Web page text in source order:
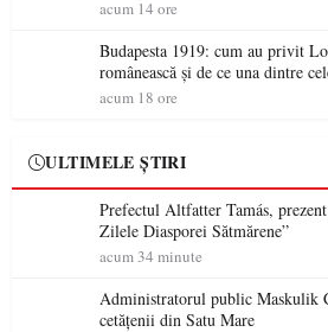
acum 14 ore
Budapesta 1919: cum au privit
românească și de ce una dintre
militare ale României a devenit o
acum 18 ore
ULTIMELE ȘTIRI
Prefectul Altfatter Tamás,
Zilele Diasporei Sătmărene”
acum 34 minute
Administratorul public Maskulik
cetățenii din Satu Mare